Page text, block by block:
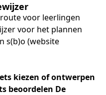
voor leerlingen
voor het plannen
s(b)o (website
kiezen of ontwerpen
beoordelen De